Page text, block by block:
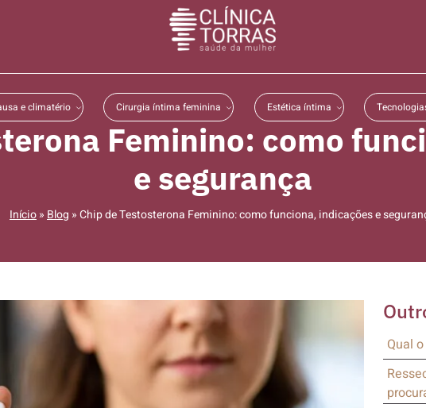
e climatério Cirurgia íntima feminina Estética íntima
Feminino: como
e segurança
Início» Blog »Chip de Testosterona Feminino: como funciona, indicações e
Qual